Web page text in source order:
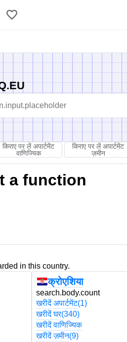
किराए पर लें अपार्टमेंट
वाणिज्यिक
किराए पर लें अपार्टमेंट
ज़मीन
a function
in this country.
क्रोएशिया
search.body.count
खरीदें अपार्टमेंट(1)
खरीदें घर(340)
खरीदें वाणिज्यिक
खरीदें ज़मीन(9)